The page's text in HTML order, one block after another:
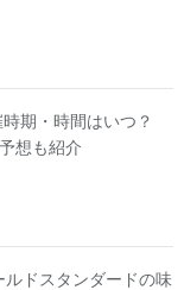
期・時間はいつ？
想も紹介
ルドスタンダードの味